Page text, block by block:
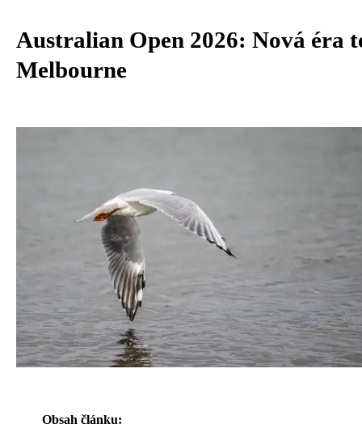
Australian Open 2026: Nová éra
Melbourne
Obsah článku: